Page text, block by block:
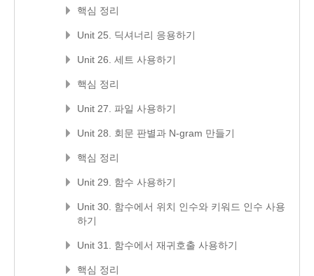
핵심 정리
Unit 25. 딕셔너리 응용하기
Unit 26. 세트 사용하기
핵심 정리
Unit 27. 파일 사용하기
Unit 28. 회문 판별과 N-gram 만들기
핵심 정리
Unit 29. 함수 사용하기
Unit 30. 함수에서 위치 인수와 키워드 인수 사용
하기
Unit 31. 함수에서 재귀호출 사용하기
핵심 정리